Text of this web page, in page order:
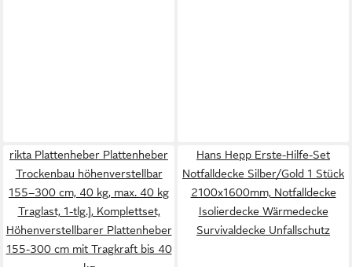
rikta Plattenheber Plattenheber
Trockenbau höhenverstellbar
155–300 cm, 40 kg, max. 40 kg
Traglast, 1-tlg.], Komplettset,
Höhenverstellbarer Plattenheber
155-300 cm mit Tragkraft bis 40
Hans Hepp Erste-Hilfe-Set
Notfalldecke Silber/Gold 1 Stück
2100x1600mm, Notfalldecke
Isolierdecke Wärmedecke
Survivaldecke Unfallschutz